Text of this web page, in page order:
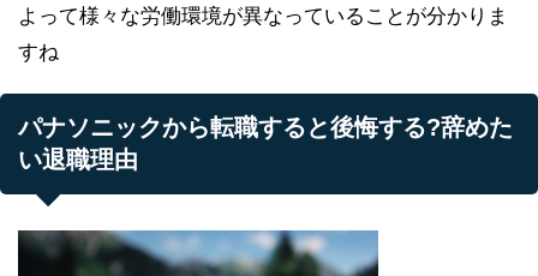
よって様々な労働環境が異なっていることが分かりま
すね
パナソニックから転職すると後悔する?辞めた
い退職理由